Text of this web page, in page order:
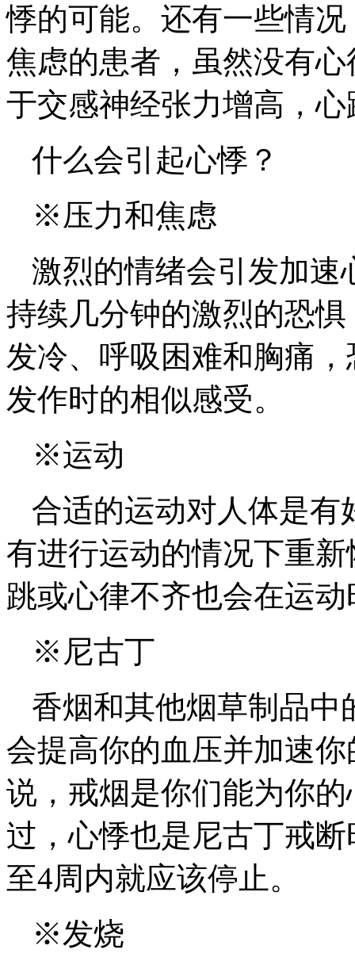
悸的可能。还有一些情
焦虑的患者，虽然没有
于交感神经张力增高，
什么会引起心悸？
※压力和焦虑
激烈的情绪会引发加速
持续几分钟的激烈的恐
发冷、呼吸困难和胸痛
发作时的相似感受。
※运动
合适的运动对人体是有
有进行运动的情况下重
跳或心律不齐也会在运
※尼古丁
香烟和其他烟草制品中
会提高你的血压并加速
说，戒烟是你们能为你
过，心悸也是尼古丁戒
至4周内就应该停止。
※发烧